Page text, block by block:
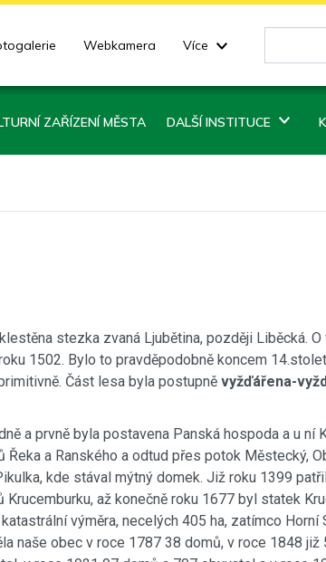
Webkamera Více
ZAŘÍZENÍ MĚSTA DALŠÍ INSTITUCE
stezka zvaná Ljubětina, později Liběcká.
1502. Bylo to pravděpodobně koncem
Část lesa byla postupně vyžďářena-
a prvně byla postavena Panská hospoda a u ní
a Ranského a odtud přes potok Městecký,
kde stával mýtný domek. Již roku 1399
až konečně roku 1677 byl statek
výměra, necelých 405 ha, zatímco Horní
naše obec v roce 1787 38 domů, v roce 1848